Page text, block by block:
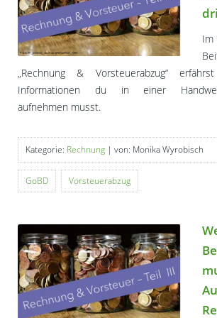
Im
„Rechnung & Vorsteuerabzug“
Informationen du in einer
aufnehmen musst.
Kategorie: Rechnung | von: Monika Wyrobisch
GoBD Vorsteuerabzug